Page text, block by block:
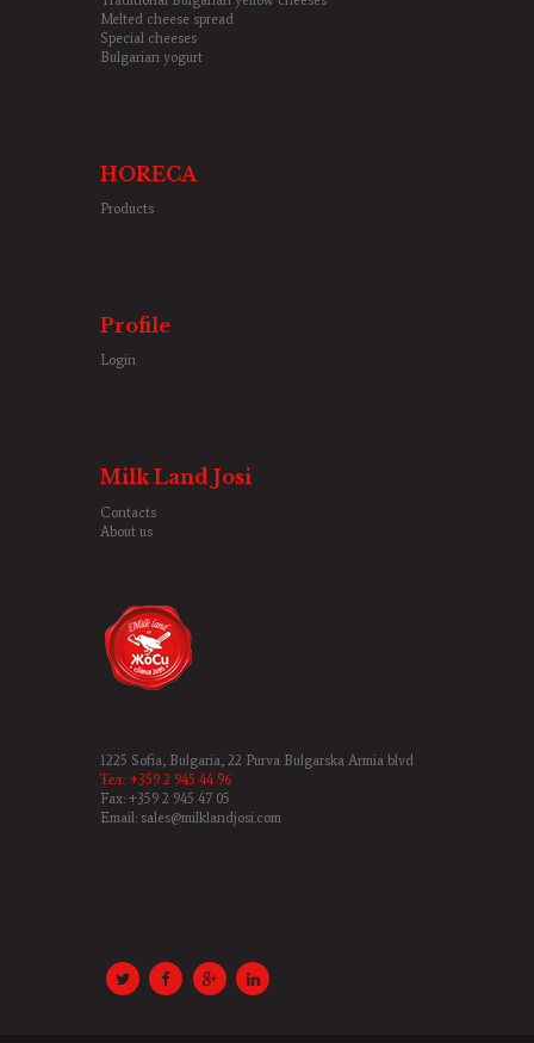
Melted cheese spread
Special cheeses
Bulgarian yogurt
HORECA
Products
Profile
Login
Milk Land Josi
Contacts
About us
1225 Sofia, Bulgaria, 22 Purva Bulgarska Armia blvd
Тел.: +359 2 945 44 96
Fax: +359 2 945 47 05
Email: sales@milklandjosi.com